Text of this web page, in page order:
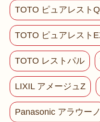
TOTO ピュアレスト
TOTO ピュアレスト
TOTO レストパル
LIXIL アメージュZ
Panasonic アラウーノ